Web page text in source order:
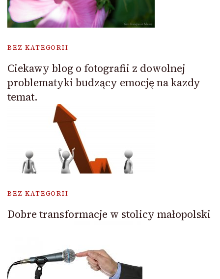
BEZ KATEGORII
Ciekawy blog o fotografii z dowolnej
problematyki budzący emocję na kazdy
temat.
BEZ KATEGORII
Dobre transformacje w stolicy małopolski